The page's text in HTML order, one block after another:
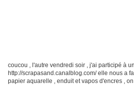
coucou , l'autre vendredi soir , j'ai participé à
http://scrapasand.canalblog.com/ elle nous a
papier aquarelle , enduit et vapos d'encres ,